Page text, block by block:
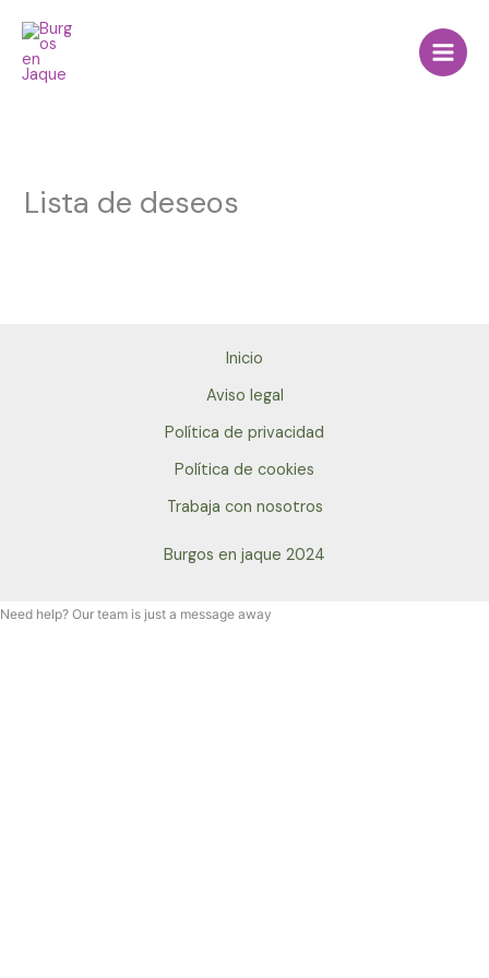
contenido
Lista de deseos
Inicio
Aviso legal
Política de privacidad
Política de cookies
Trabaja con nosotros
Burgos en jaque 2024
Need help? Our team is just a message away